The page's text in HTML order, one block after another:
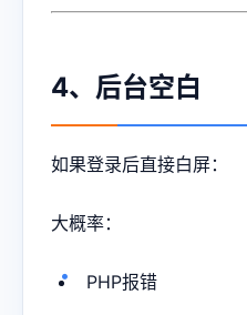
4、后台空白
如果登录后直接白屏：
大概率：
PHP报错